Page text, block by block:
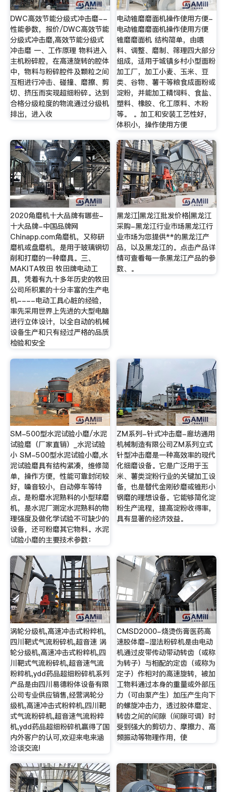
DWC高效节能分级式冲击磨--
性能参数，报价/DWC高效节能
分级式冲击磨,高效节能分级式
冲击磨 一、工作原理 物料进入
主机粉碎腔，在高速旋转的腔体
中，物料与粉碎腔件及颗粒之间
互相进行冲击、碰撞、磨擦、剪
切、挤压而实现超细粉碎。达到
合格分级粒度的物流通过分级机
排出，进入收
电动锥磨磨面机操作使用方便-
电动锥磨磨面机操作使用方便
锥磨磨面机 结构简单，由喂
料、调整、磨制、筛理四大部分
组成，适用于城镇乡村小型面粉
加工厂，加工小麦、玉米、豆
类、谷物、薯干等粮食成面粉或
淀粉，并能加工精饲料、食盐、
塑料、橡胶、化工原料、木粉
等。 。加工和安装工艺性好，
体积小，操作使用方便
2020角磨机十大品牌有哪些-
十大品牌-中国品牌网
Chinapp.com角磨机，又称研
磨机或盘磨机，是用于玻璃钢切
削和打磨的一种磨具。三、
MAKITA牧田 牧田牌电动工
具，凭着有九十多年历史的牧田
公司所积累的十分丰富的生产电
机----电动工具心脏的经验，
率先采用世界上先进的大型电脑
进行立体设计，以全自动的机械
设备生产和只有经过严格的品质
检验和安全
黑龙江|黑龙江批发价格|黑龙江
采购-黑龙江行业市场黑龙江行
业市场为您提供**的黑龙江产
品，以及黑龙江的。点击产品详
情可查看每一条黑龙江产品的参
数、。
SM-500型水泥试验小磨/水泥
试验磨（厂家直销）_水泥试验
小 SM-500型水泥试验小磨,水
泥试验磨具有结构紧凑，维修简
单，操作方便，性能可靠封闭较
好，噪音较小，自动停车等特
点。是粉磨水泥熟料的小型球磨
机，是水泥厂测定水泥熟料的物
理强度及做化学试验不可缺少的
设备，还可粉磨其它物料。水泥
试验小磨的主要技术参数：
ZM系列-针式冲击磨-廊坊通用
机械制造有限公司ZM系列立式
针型冲击磨是一种高效率的现代
化细磨设备。它是广泛用于玉
米、薯类淀粉行业的关键加工设
备，也是替代金刚砂磨或锥形小
钢磨的理想设备。它能够简化淀
粉生产流程，提高淀粉收得率，
具有显著的经济效益。
涡轮分级机,高速冲击式粉粹机,
四川靶式气流粉碎机,超音速 涡
轮分级机,高速冲击式粉粹机,四
川靶式气流粉碎机,超音速气流
粉粹机,ydd药品超细粉碎机系列
产品是由四川易德粉体设备有限
公司专业供应销售,经营涡轮分
级机,高速冲击式粉粹机,四川靶
式气流粉碎机,超音速气流粉粹
机,ydd药品超细粉碎机赢得了国
内外客户的认可,欢迎来电来涵
洽谈交流!
CMSD2000-烧烫伤膏医药高
速胶体磨-湿法粉碎机是由电动
机通过皮带传动带动转齿（或称
为转子）与相配的定齿（或称为
定子）作相对的高速旋转，被加
工物料通过本身的重量或外部压
力（可由泵产生）加压产生向下
的螺旋冲击力，透过胶体磨定、
转齿之间的间隙（间隙可调）时
受到强大的剪切力、摩擦力、高
频振动等物理作用，使